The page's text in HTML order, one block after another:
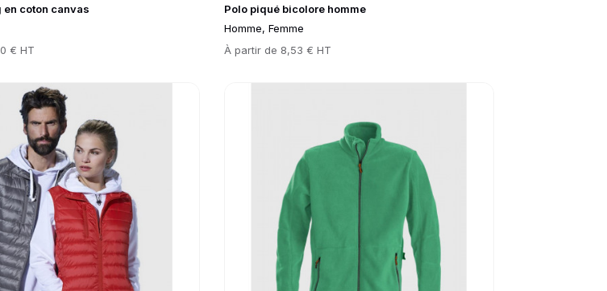
en coton canvas
€ HT
Polo piqué bicolore homme
Homme, Femme
Prix
À partir de 8,53 € HT
page